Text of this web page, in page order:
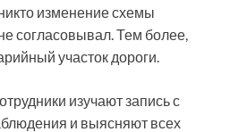
изменение схемы
согласовывал. Тем более,
участок дороги.
изучают запись с
и выясняют всех